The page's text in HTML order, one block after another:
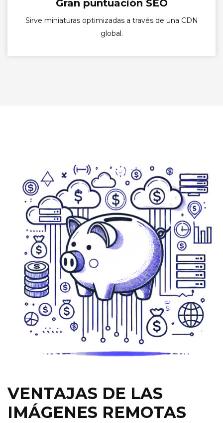
Gran puntuación SEO
Sirve miniaturas optimizadas a través de una CDN
global.
VENTAJAS DE LAS
IMÁGENES REMOTAS